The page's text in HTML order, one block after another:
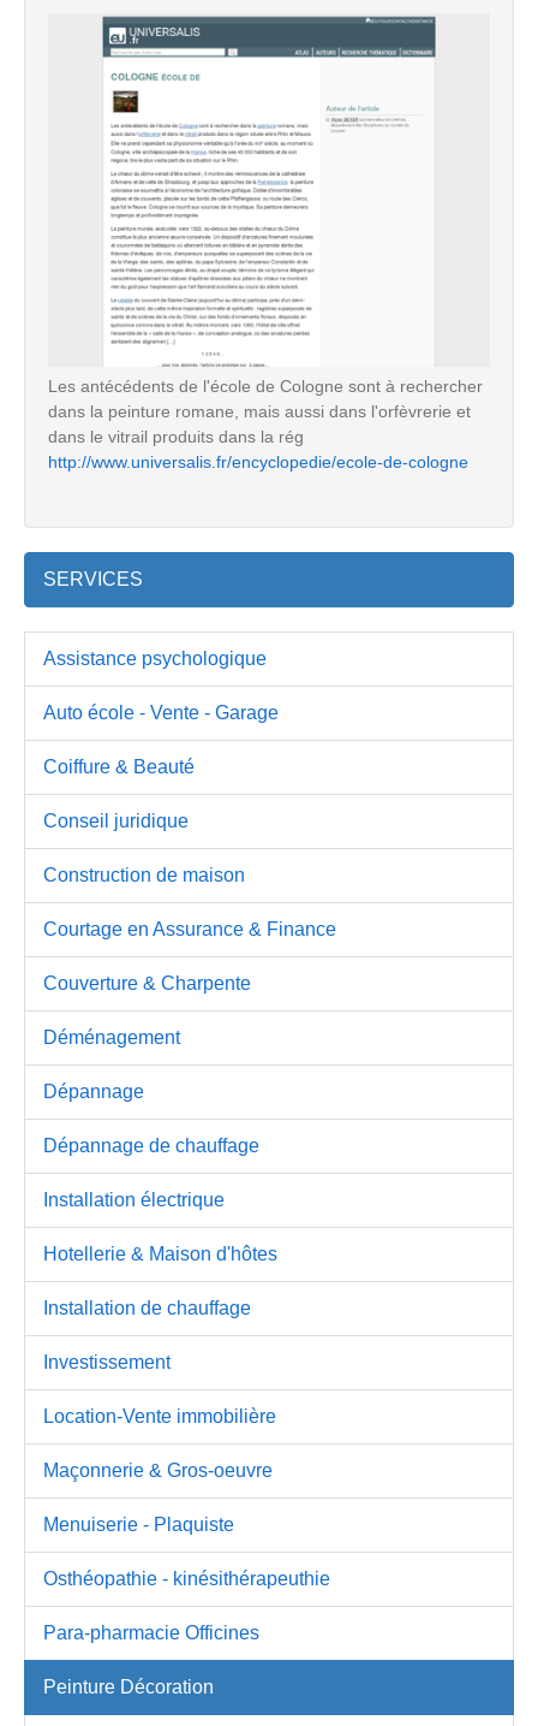
Les antécédents de l'école de Cologne sont à rechercher
dans la peinture romane, mais aussi dans l'orfèvrerie et
dans le vitrail produits dans la rég
http://www.universalis.fr/encyclopedie/ecole-de-cologne
SERVICES
Assistance psychologique
Auto école - Vente - Garage
Coiffure & Beauté
Conseil juridique
Construction de maison
Courtage en Assurance & Finance
Couverture & Charpente
Déménagement
Dépannage
Dépannage de chauffage
Installation électrique
Hotellerie & Maison d'hôtes
Installation de chauffage
Investissement
Location-Vente immobilière
Maçonnerie & Gros-oeuvre
Menuiserie - Plaquiste
Osthéopathie - kinésithérapeuthie
Para-pharmacie Officines
Peinture Décoration